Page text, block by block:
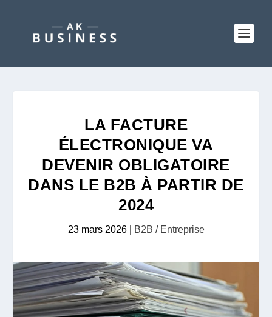
LA FACTURE
ÉLECTRONIQUE VA
DEVENIR OBLIGATOIRE
DANS LE B2B À PARTIR DE
2024
23 mars 2026| B2B / Entreprise